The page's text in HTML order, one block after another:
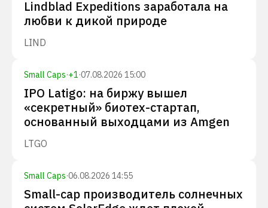
Lindblad Expeditions заработала на
любви к дикой природе
LIND
Small Caps·+1·07.08.2026 15:00
IPO Latigo: на биржу вышел
«секретный» биотех-стартап,
основанный выходцами из Amgen
LTGO
Small Caps·06.08.2026 14:55
Small-cap производитель солнечных